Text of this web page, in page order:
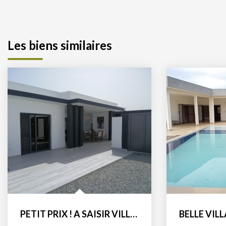
Les biens similaires